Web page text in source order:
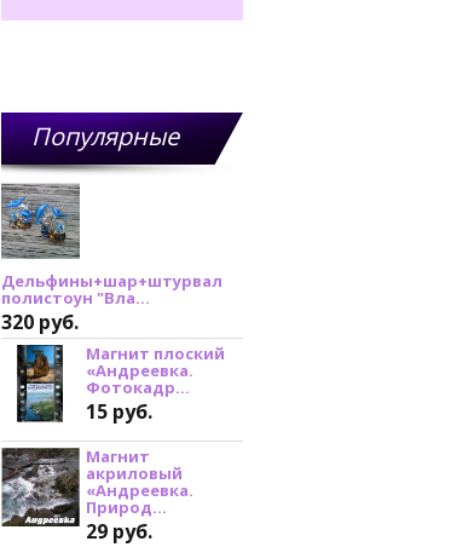
Популярные
товары
Дельфины+шар+штурвал
полистоун "Вла...
320 руб.
Магнит плоский
«Андреевка.
Фотокадр...
15 руб.
Магнит
акриловый
«Андреевка.
Природ...
29 руб.